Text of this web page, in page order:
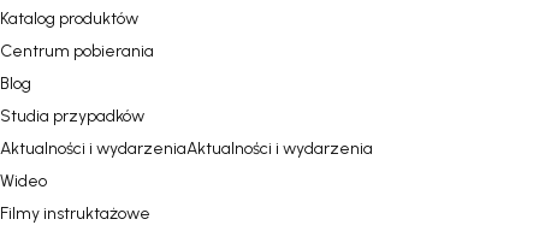
Katalog produktów
Centrum pobierania
Blog
Studia przypadków
Aktualności i wydarzeniaAktualności i wydarzenia
Wideo
Filmy instruktażowe